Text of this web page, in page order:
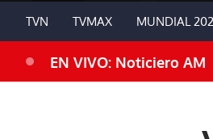
TVN TVMAX MUNDIAL
EN VIVO: Noticiero AM